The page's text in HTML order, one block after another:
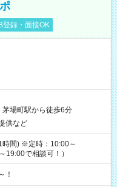
登録・面接OK
茅場町駅から徒歩6分
供など
間) ※定時：10:00～
で相談可！）
！